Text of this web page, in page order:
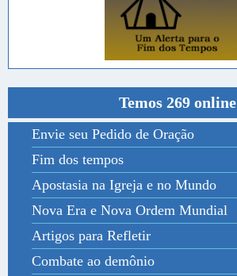
Temos 269 online
Envie seu Pedido de Oração
Fim dos tempos
Apostasia na Igreja e no Mundo
Nova Era e Nova Ordem Mundial
Artigos para Refletir
Combate ao demônio